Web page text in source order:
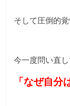
そして圧倒的覚
今一度問い直し
「なぜ自分